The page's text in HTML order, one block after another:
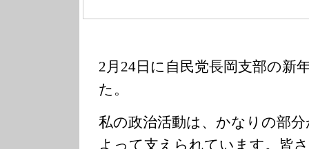
2月24日に自民党長岡支部の新
た。
私の政治活動は、かなりの部
よって支えられています。皆